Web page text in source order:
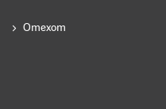
Omexom